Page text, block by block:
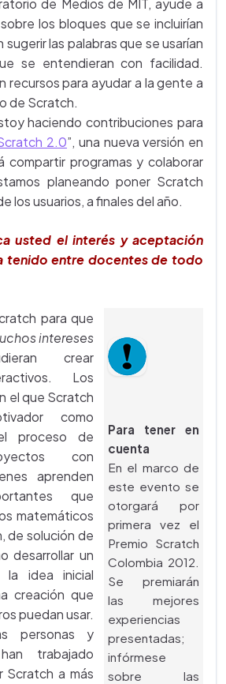
de Medios de MIT, ayude a
los bloques que se incluirían
sugerir las palabras que se usarían
se entendieran con facilidad.
recursos para ayudar a la gente a
de Scratch.
haciendo contribuciones para
2.0”, una nueva versión en
compartir programas y colaborar
planeando poner Scratch
los usuarios, a finales del año.
usted el interés y aceptación
tenido entre docentes de todo
Para tener en
cuenta
En el marco de
este evento se
otorgará por
primera vez el
Premio Scratch
Colombia 2012.
Se premiarán
las mejores
experiencias
presentadas;
infórmese
sobre las
para que
intereses
crear
Los
el que Scratch
como
proceso de
con
aprenden
que
matemáticos
de solución de
desarrollar un
la idea inicial
creación que
puedan usar.
personas y
trabajado
Scratch a más